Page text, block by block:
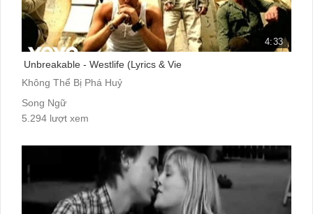
4:33
Unbreakable - Westlife (Lyrics & Vie
Không Thể Bị Phá Huỷ
Song Ngữ
5.294 lượt xem